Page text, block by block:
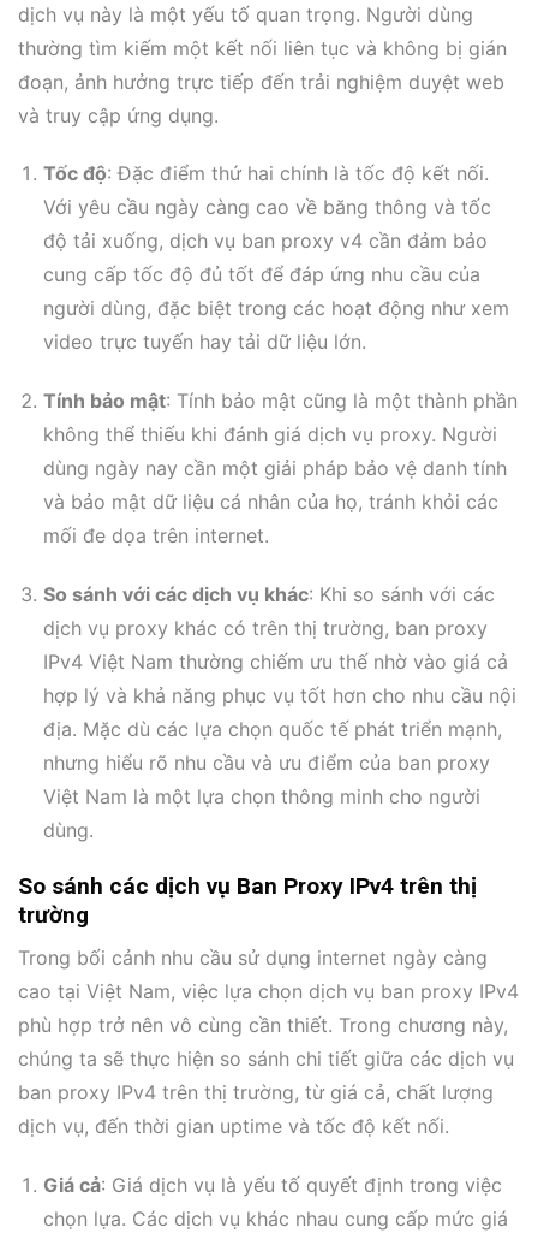
dịch vụ này là một yếu tố quan trọng. Người dùng
thường tìm kiếm một kết nối liên tục và không bị gián
đoạn, ảnh hưởng trực tiếp đến trải nghiệm duyệt web
và truy cập ứng dụng.
Tốc độ: Đặc điểm thứ hai chính là tốc độ kết nối.
Với yêu cầu ngày càng cao về băng thông và tốc
độ tải xuống, dịch vụ ban proxy v4 cần đảm bảo
cung cấp tốc độ đủ tốt để đáp ứng nhu cầu của
người dùng, đặc biệt trong các hoạt động như xem
video trực tuyến hay tải dữ liệu lớn.
Tính bảo mật: Tính bảo mật cũng là một thành phần
không thể thiếu khi đánh giá dịch vụ proxy. Người
dùng ngày nay cần một giải pháp bảo vệ danh tính
và bảo mật dữ liệu cá nhân của họ, tránh khỏi các
mối đe dọa trên internet.
So sánh với các dịch vụ khác: Khi so sánh với các
dịch vụ proxy khác có trên thị trường, ban proxy
IPv4 Việt Nam thường chiếm ưu thế nhờ vào giá cả
hợp lý và khả năng phục vụ tốt hơn cho nhu cầu nội
địa. Mặc dù các lựa chọn quốc tế phát triển mạnh,
nhưng hiểu rõ nhu cầu và ưu điểm của ban proxy
Việt Nam là một lựa chọn thông minh cho người
dùng.
So sánh các dịch vụ Ban Proxy IPv4 trên thị
trường
Trong bối cảnh nhu cầu sử dụng internet ngày càng
cao tại Việt Nam, việc lựa chọn dịch vụ ban proxy IPv4
phù hợp trở nên vô cùng cần thiết. Trong chương này,
chúng ta sẽ thực hiện so sánh chi tiết giữa các dịch vụ
ban proxy IPv4 trên thị trường, từ giá cả, chất lượng
dịch vụ, đến thời gian uptime và tốc độ kết nối.
Giá cả: Giá dịch vụ là yếu tố quyết định trong việc
chọn lựa. Các dịch vụ khác nhau cung cấp mức giá